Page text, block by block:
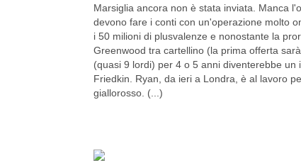
Marsiglia ancora non è stata inviata. Manca
devono fare i conti con un'operazione molto
i 50 milioni di plusvalenze e nonostante la
Greenwood tra cartellino (la prima offerta
(quasi 9 lordi) per 4 o 5 anni diventerebbe
Friedkin. Ryan, da ieri a Londra, è al lavoro
giallorosso. (...)